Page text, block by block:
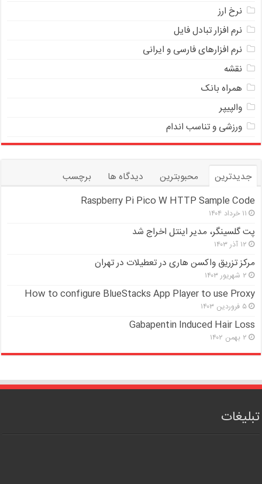
نرخ ارز
ﻧﺮﻡ ﺍﻓﺰﺍﺭ ﺗﺒﺎﺩﻝ ﻓﺎﻳﻞ
نرم افزارهای فارسی و ایرانی
نقشه
همراه بانک
والپیپر
ورزشی و تناسب اندام
جدیدترین محبوبترین دیدگاه ها
برچسب
Raspberry Pi Pico W HTTP Sample Code
۱۱ خرداد ۱۴۰۴
پت گلسینگر، مدیر اینتل اخراج شد
۱۲ آذر ۱۴۰۳
مرکز تزریق واکسن هاری در تعطیلات در تهران
۲ شهریور ۱۴۰۳
How to configure BlueStacks App Player to use Proxy
۵ فروردین ۱۴۰۳
Gabapentin Induced Hair Loss
۲ بهمن ۱۴۰۲
تبلیغات